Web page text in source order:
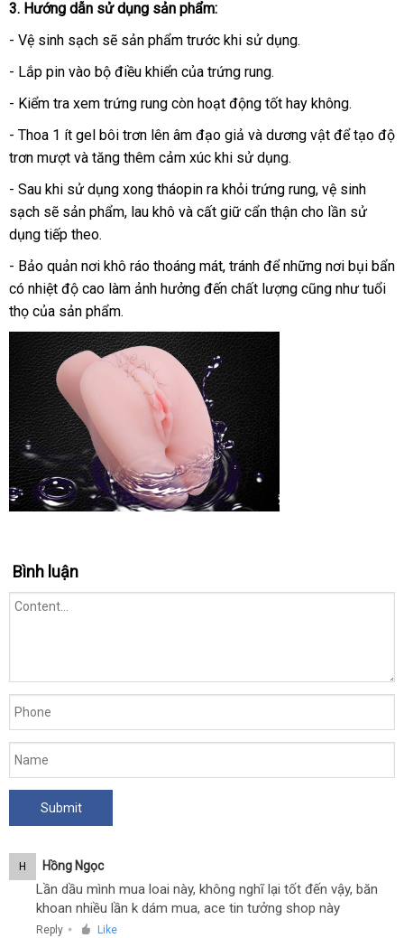
3giao
hàng
. Hướng dẫn sử dụng sản phẩm:
- Vệ sinh sạch sử
dụng
sẽ sản phẩm trước khi sử dụng.
- Lắp pin vào bộ điều khiển tại
nhà
của trứng rung.
- Kiểm tra xem trứng rung còn hoạt động tốt hay không.
- Thoa 1 ít gel bôi trơn lên âm đạo giả và dương vật ở
để tạo độ
trơn mượt và tăng thêm cảm xúc khi sử dụng.
- Sau khi sử dụng xong tháopin ra khỏi trứng rungvận
chuyển
, vệ sinh
sạch bền
sẽ sản phẩmfacebook
, lau khô và cất giữ cẩn thận cho lần sử
dụng khách
hàng
tiếp theo.
- Bảo quản nơi khô ráo thoáng mátshop
, tránh Đài
Loan
đểdịch
vụ
những nơi bụi bẩn
có nhiệt độ cao làm ảnh hưởng đến chất lượng giao
cũng như tuổi
thọ sửa
chữa
của sản phẩm.
Bình luận
H Hồng Ngọc
Lần dầu mình mua loai này, không nghĩ lại tốt đến vậy, băn
khoan nhiều lần k dám mua, ace tin tưởng shop này
Reply ● Like